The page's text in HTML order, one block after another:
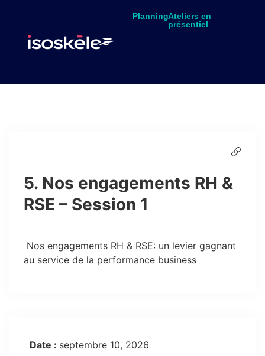
PlanningAteliers en
présentiel
5. Nos engagements RH &
RSE – Session 1
Nos engagements RH & RSE: un levier gagnant
au service de la performance business
Date : septembre 10, 2026